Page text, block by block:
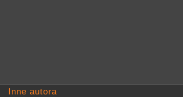
Inne autora